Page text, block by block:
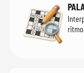
ritmo.